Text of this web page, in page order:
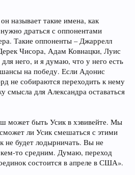
называет такие имена, как
драться с оппонентами
Такие оппоненты – Джаррелл
Чисора, Адам Ковнацки, Луис
него, и я думаю, что у него есть
на победу. Если Адонис
не собираются переходить к нему
смысла для Александра оставаться
может быть Усик в хэвивейте. Мы
ли Усик смешаться с этими
не будет лодырничать. Вы не
кем-то средним. Думаю, переход
состоится в апреле в США».